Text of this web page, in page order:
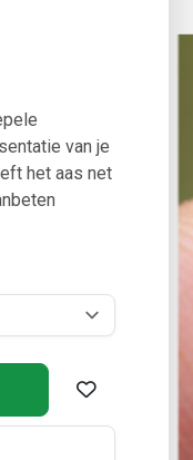
van je
het aas net